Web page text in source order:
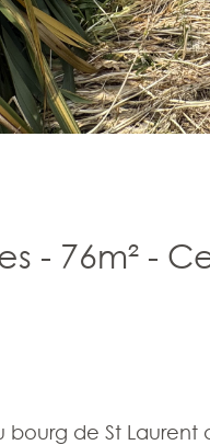
- 76m² -
de St Laurent